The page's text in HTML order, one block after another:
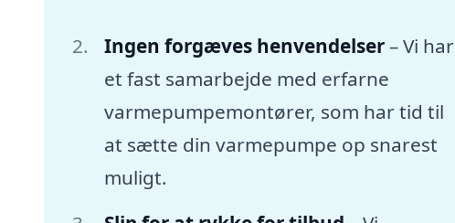
Ingen forgæves henvendelser– Vi har
et fast samarbejde med erfarne
varmepumpemontører, som har tid til
at sætte din varmepumpe op snarest
muligt.